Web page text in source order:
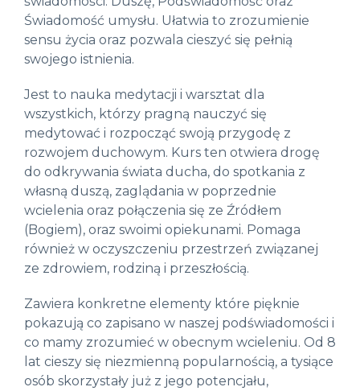
Świadomość umysłu. Ułatwia to zrozumienie
sensu życia oraz pozwala cieszyć się pełnią
swojego istnienia.
Jest to nauka medytacji i warsztat dla
wszystkich, którzy pragną nauczyć się
medytować i rozpocząć swoją przygodę z
rozwojem duchowym. Kurs ten otwiera drogę
do odkrywania świata ducha, do spotkania z
własną duszą, zaglądania w poprzednie
wcielenia oraz połączenia się ze Źródłem
(Bogiem), oraz swoimi opiekunami. Pomaga
również w oczyszczeniu przestrzeń związanej
ze zdrowiem, rodziną i przeszłością.
Zawiera konkretne elementy które pięknie
pokazują co zapisano w naszej podświadomości i
co mamy zrozumieć w obecnym wcieleniu. Od 8
lat cieszy się niezmienną popularnością, a tysiące
osób skorzystały już z jego potencjału,